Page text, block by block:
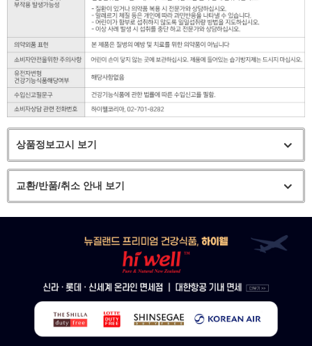
상품정보고시 보기
교환/반품/취소 안내 보기